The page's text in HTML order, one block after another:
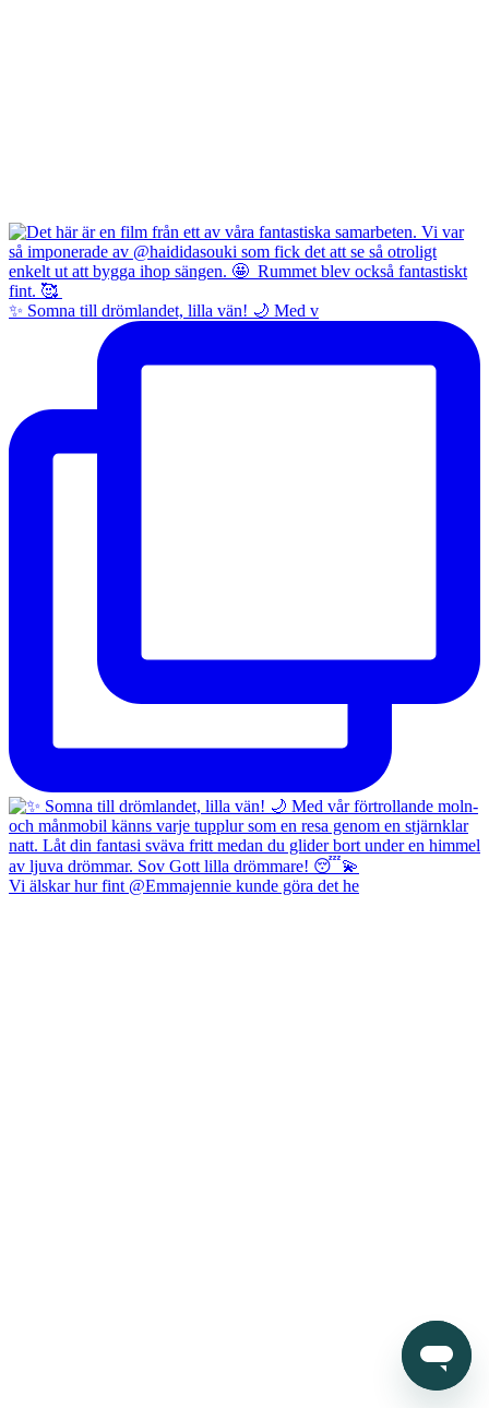
✨ Somna till drömlandet, lilla vän! 🌙 Med v
Vi älskar hur fint @Emmajennie kunde göra det he